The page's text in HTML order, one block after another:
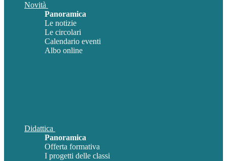
Novità
Panoramica
Le notizie
Le circolari
Calendario eventi
Albo online
Didattica
Panoramica
Offerta formativa
I progetti delle classi